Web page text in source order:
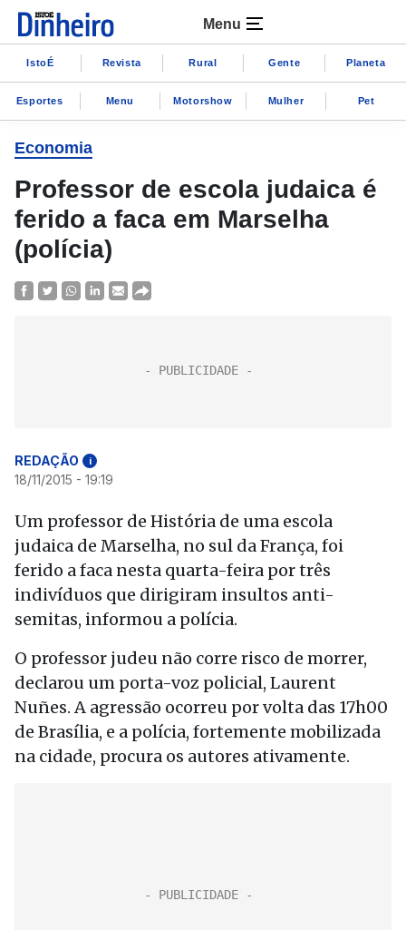
Menu
IstoÉ Revista Rural Gente Planeta
Esportes Menu Motorshow Mulher Pet
Economia
Professor de escola judaica é
ferido a faca em Marselha
(polícia)
REDAÇÃO i
18/11/2015 - 19:19
Um professor de História de uma escola
judaica de Marselha, no sul da França, foi
ferido a faca nesta quarta-feira por três
indivíduos que dirigiram insultos anti-
semitas, informou a polícia.
O professor judeu não corre risco de morrer,
declarou um porta-voz policial, Laurent
Nuñes. A agressão ocorreu por volta das 17h00
de Brasília, e a polícia, fortemente mobilizada
na cidade, procura os autores ativamente.